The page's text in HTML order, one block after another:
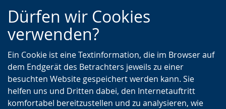
Zur
Hauptnavigation
Zur
Seitennavigation
Zum
Inhalt
Dürfen wir Cookies
verwenden?
Ein Cookie ist eine Textinformation, die im Browser auf
dem Endgerät des Betrachters jeweils zu einer
besuchten Website gespeichert werden kann. Sie
helfen uns und Dritten dabei, den Internetauftritt
komfortabel bereitzustellen und zu analysieren, wie